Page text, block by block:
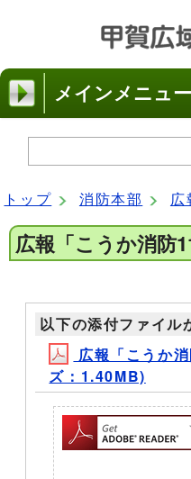
メインメニュー
トップ 消防本部 広
広報「こうか消防
以下の添付ファイル
広報「こうか
ズ：1.40MB)